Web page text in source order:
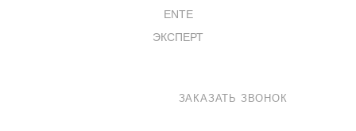
ENTE
ЭКСПЕРТ
ЗАКАЗАТЬ ЗВОНОК